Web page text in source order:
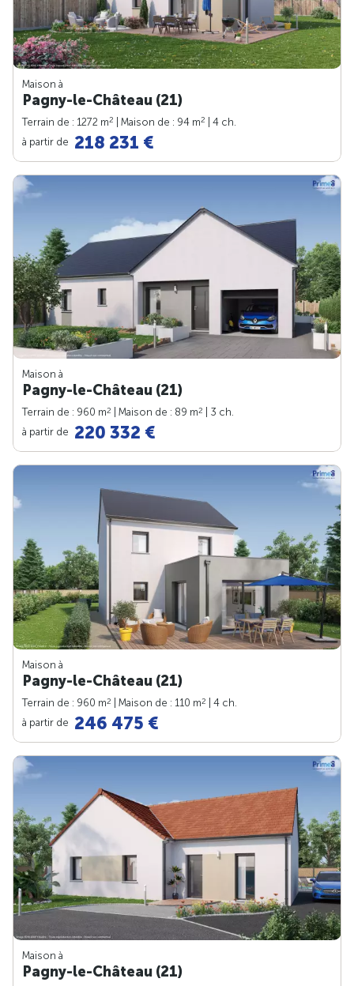
Maison à
Pagny-le-Château (21)
Terrain de : 1272 m2 | Maison de : 94 m2
| 4 ch.
à partir de 218 231 €
Maison à
Pagny-le-Château (21)
Terrain de : 960 m2 | Maison de : 89 m2
| 3 ch.
à partir de 220 332 €
Maison à
Pagny-le-Château (21)
Terrain de : 960 m2 | Maison de : 110 m2
| 4 ch.
à partir de 246 475 €
Maison à
Pagny-le-Château (21)